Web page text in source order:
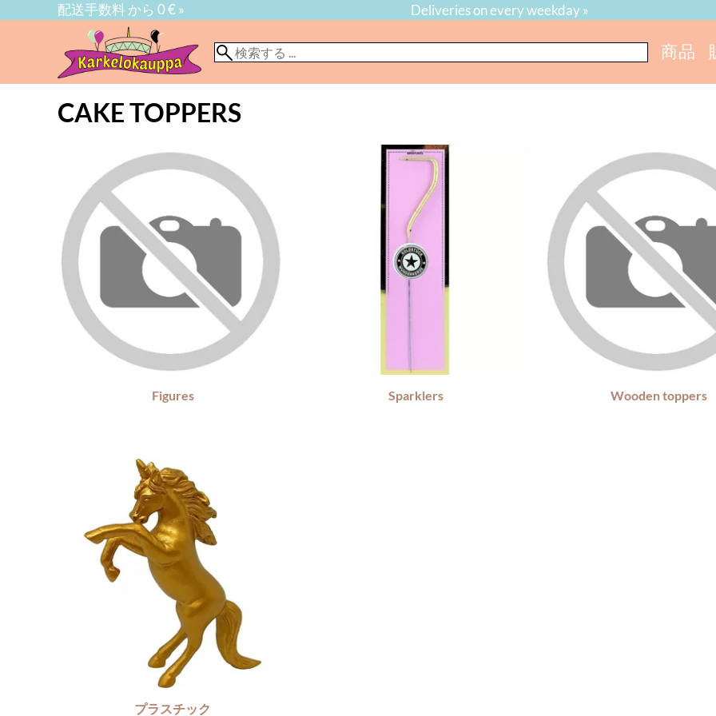
配送手数料 から 0 € » Deliveries on every weekday »
商品
CAKE TOPPERS
Figures Sparklers Wooden toppers
プラスチック